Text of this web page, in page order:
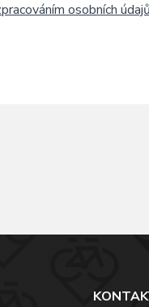
osobních